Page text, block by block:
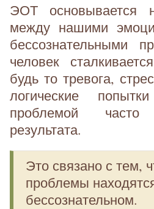
ЭОТ основывается
между нашими
бессознательными
человек
будь то тревога,
логические
проблемой
результата.
Это связано с тем,
проблемы
бессознательном.